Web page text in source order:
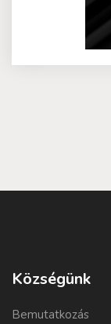
Községünk
Bemutatkozás